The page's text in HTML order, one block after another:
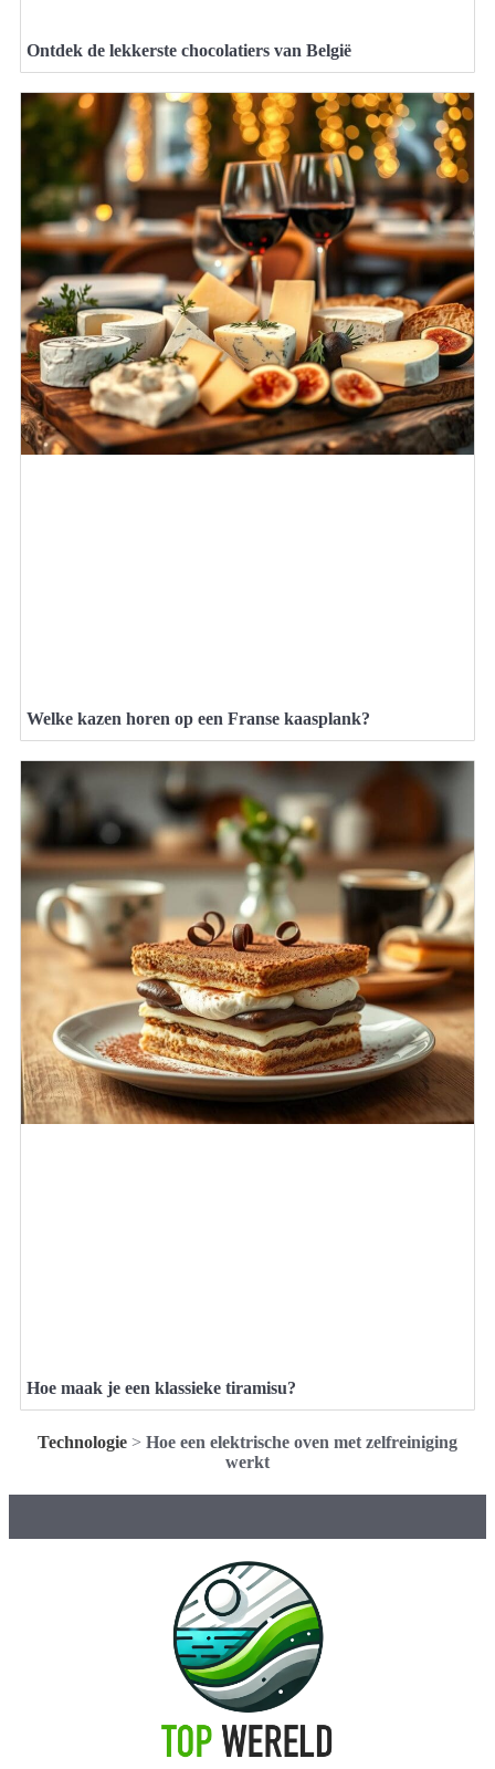
Ontdek de lekkerste chocolatiers van België
Welke kazen horen op een Franse kaasplank?
Hoe maak je een klassieke tiramisu?
Technologie > Hoe een elektrische oven met zelfreiniging
werkt